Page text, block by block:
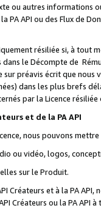
ou autres informations
PA API ou des Flux de
résiliée si, à
le Décompte de
préavis écrit que
dans les plus
par la Licence
et de la PA API
nous pouvons
ou vidéo, logos,
sur le Produit.
Créateurs et à la PA
Créateurs ou la PA